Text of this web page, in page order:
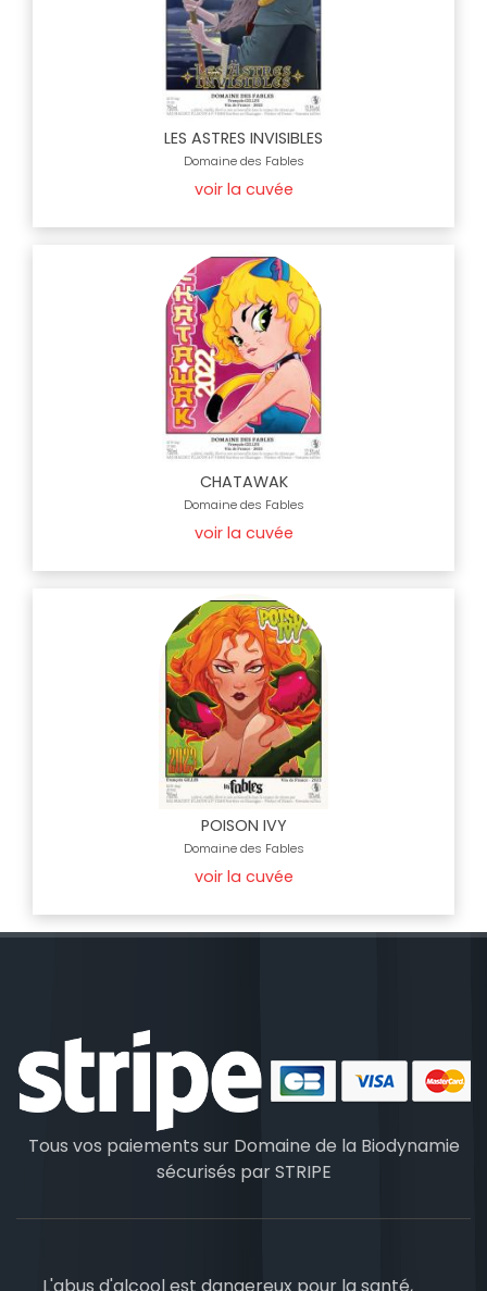
LES ASTRES INVISIBLES
Domaine des Fables
voir la cuvée
CHATAWAK
Domaine des Fables
voir la cuvée
POISON IVY
Domaine des Fables
voir la cuvée
Tous vos paiements sur Domaine de la Biodynamie
sécurisés parSTRIPE